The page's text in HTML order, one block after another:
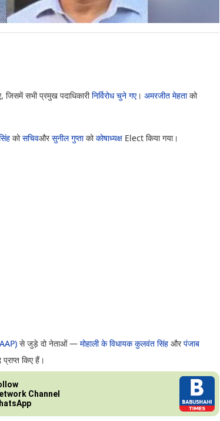
सभी प्रमुख पदाधिकारीनिर्विरोध चुने गए। अमरजीत मेहताको
कोसचिवऔरसुनील गुप्ताकोकोषाध्यक्ष Elect किया गया।
से जुड़े दो नेताओं — मोहाली के विधायक कुलवंत सिंह औरपंजाब
किए हैं।
Channel